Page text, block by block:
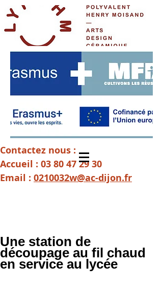
Contactez nous :
Accueil : 03 80 47 29 30
Email : 0210032w@ac-dijon.fr
Une station de
découpage au fil chaud
en service au lycée